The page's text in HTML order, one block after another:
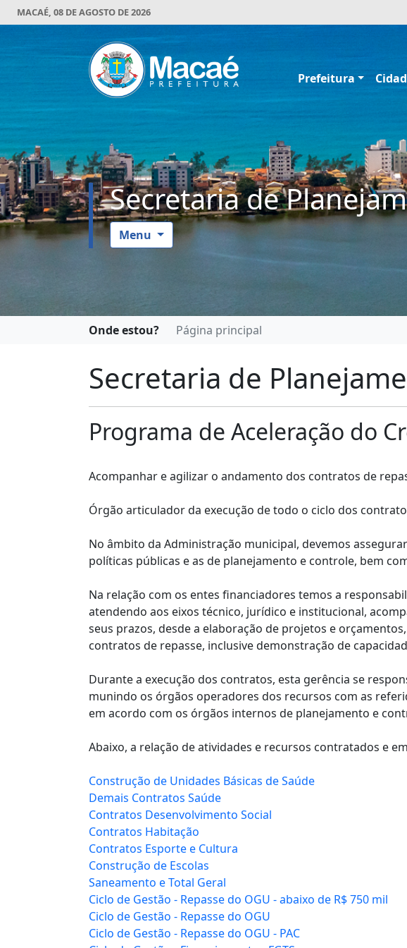
MACAÉ, 08 DE AGOSTO DE 2026
Prefeitura
Secretaria de
Menu
Onde estou? Página principal
Secretaria de
Programa de Aceleração do
Acompanhar e agilizar o andamento dos contratos de
Órgão articulador da execução de todo o ciclo dos
No âmbito da Administração municipal, devemos
políticas públicas e as de planejamento e controle, bem
Na relação com os entes financiadores temos a
atendendo aos eixos técnico, jurídico e institucional,
seus prazos, desde a elaboração de projetos e
contratos de repasse, inclusive demonstração de
Durante a execução dos contratos, esta gerência se
munindo os órgãos operadores dos recursos com as
em acordo com os órgãos internos de planejamento e
Abaixo, a relação de atividades e recursos contratados e
Construção de Unidades Básicas de Saúde
Demais Contratos Saúde
Contratos Desenvolvimento Social
Contratos Habitação
Contratos Esporte e Cultura
Construção de Escolas
Saneamento e Total Geral
Ciclo de Gestão - Repasse do OGU - abaixo de R$ 750 mil
Ciclo de Gestão - Repasse do OGU
Ciclo de Gestão - Repasse do OGU - PAC